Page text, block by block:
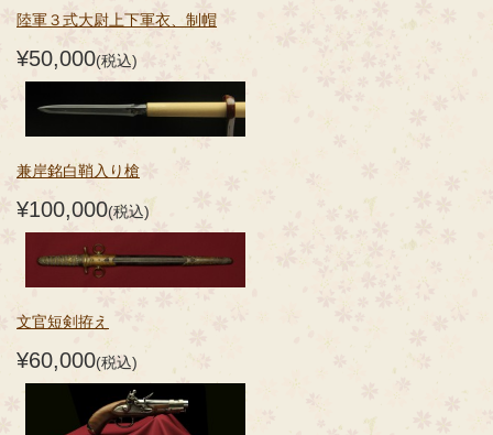
陸軍３式大尉上下軍衣、制帽
¥50,000(税込)
兼岸銘白鞘入り槍
¥100,000(税込)
文官短剣拵え
¥60,000(税込)